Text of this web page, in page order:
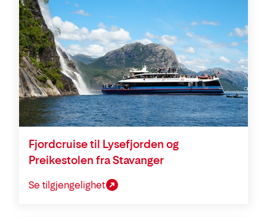
Fjordcruise til Lysefjorden og
Preikestolen fra Stavanger
Se tilgjengelighet